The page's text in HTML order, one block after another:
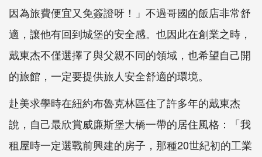
因為旅費便宜又免簽證呀！」不過哥國的飯店非常舒
適，讓他有回到城堡的安全感。也因此在創業之時，
戴東杰不僅選擇了與父親不同的領域，也希望自己開
的旅館，一定要提供旅人安全舒適的環境。
赴美求學時在紐約布魯克林區住了許多年的戴東杰
說，自己最欣賞威廉斯堡大橋一帶的居住風格：「我
租屋時一定選戰前興建的房子，那種20世紀初的工業